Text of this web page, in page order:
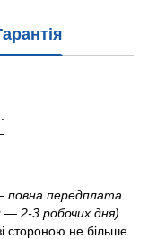
передплата
— 2-3 робочих дня)
стороною не більше